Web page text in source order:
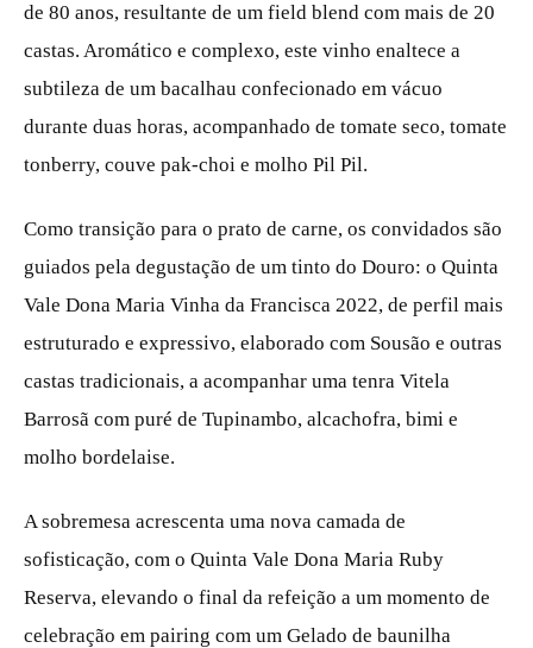
de 80 anos, resultante de um field blend com mais de 20
castas. Aromático e complexo, este vinho enaltece a
subtileza de um bacalhau confecionado em vácuo
durante duas horas, acompanhado de tomate seco, tomate
tonberry, couve pak-choi e molho Pil Pil.
Como transição para o prato de carne, os convidados são
guiados pela degustação de um tinto do Douro: o Quinta
Vale Dona Maria Vinha da Francisca 2022, de perfil mais
estruturado e expressivo, elaborado com Sousão e outras
castas tradicionais, a acompanhar uma tenra Vitela
Barrosã com puré de Tupinambo, alcachofra, bimi e
molho bordelaise.
A sobremesa acrescenta uma nova camada de
sofisticação, com o Quinta Vale Dona Maria Ruby
Reserva, elevando o final da refeição a um momento de
celebração em pairing com um Gelado de baunilha